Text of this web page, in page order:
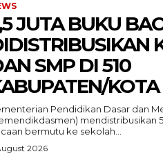
Menu
JUTA BUKU
SMP DI 510
KOTA
Pendidikan Dasar dan
mendistribusikan
bermutu ke sekolah...
2026